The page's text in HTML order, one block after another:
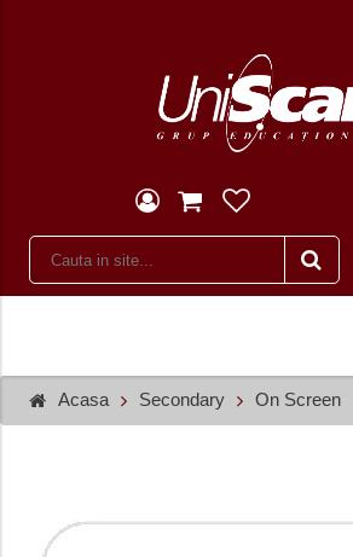
Acasa Secondary On Screen